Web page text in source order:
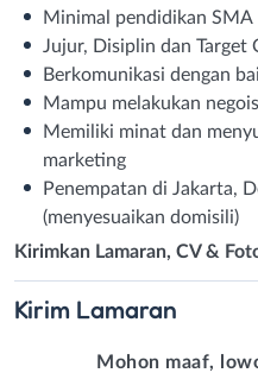
Minimal pendidikan SMA
Jujur, Disiplin dan Target
Berkomunikasi dengan
Mampu melakukan
Memiliki minat dan
marketing
Penempatan di Jakarta,
(menyesuaikan domisili)
Kirimkan Lamaran, CV &
Kirim Lamaran
Mohon maaf,